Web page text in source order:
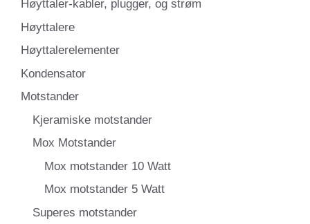
Høyttaler-kabler, plugger, og strøm
Høyttalere
Høyttalerelementer
Kondensator
Motstander
Kjeramiske motstander
Mox Motstander
Mox motstander 10 Watt
Mox motstander 5 Watt
Superes motstander